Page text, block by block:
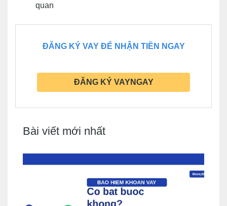
quan
ĐĂNG KÝ VAY ĐỂ NHẬN TIỀN NGAY
ĐĂNG KÝ VAYNGAY
Bài viết mới nhất